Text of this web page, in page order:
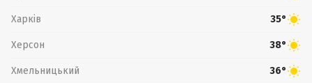
Харків 35°
Херсон 38°
Хмельницький 36°